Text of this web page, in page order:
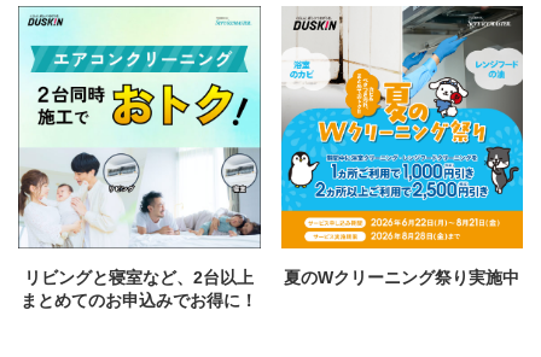
リビングと寝室など、2台以上
まとめてのお申込みでお得に！
夏のWクリーニング祭り実施中